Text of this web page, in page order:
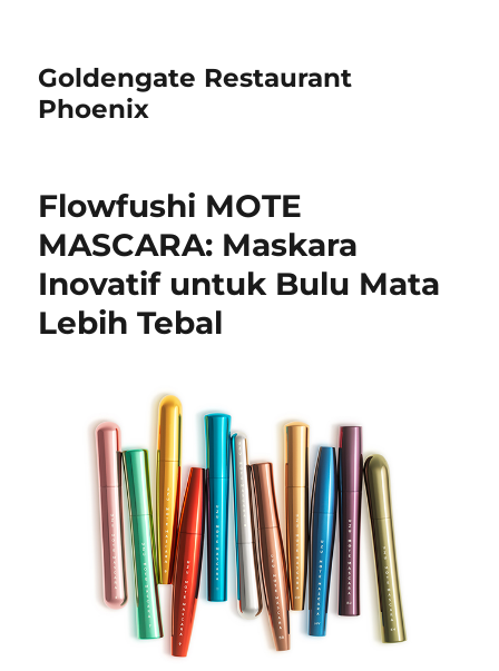
Goldengate Restaurant
Phoenix
Flowfushi MOTE
MASCARA: Maskara
Inovatif untuk Bulu Mata
Lebih Tebal